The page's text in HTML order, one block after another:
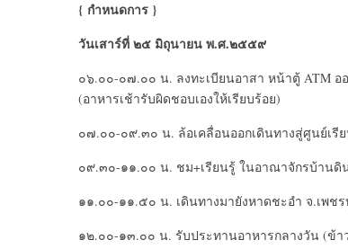
{ กำหนดการ }
วันเสาร์ที่ ๒๕ มิถุนายน พ.ศ.๒๕๕๙
๐๖.๐๐-๐๗.๐๐ น. ลงทะเบียนอาสา หน้าตู้ ATM อ
(อาหารเช้ารับผิดชอบเองให้เรียบร้อย)
๐๗.๐๐-๐๙.๓๐ น. ล้อเคลื่อนออกเดินทางสู่ศูนย์เรีย
๐๙.๓๐-๑๑.๐๐ น. ชม+เรียนรู้ ในอาณาจักรบ้านดิ
๑๑.๐๐-๑๑.๕๐ น. เดินทางมายังหาดชะอำ จ.เพชร
๑๒.๐๐-๑๓.๐๐ น. รับประทานอาหารกลางวัน (ข้า